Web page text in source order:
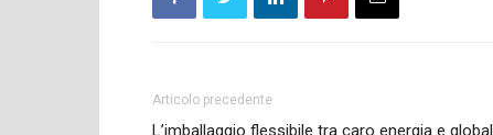
Articolo precedente
L’imballaggio flessibile tra caro energia e global